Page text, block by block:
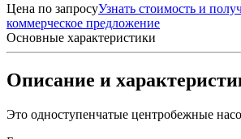
Цена по запросуУзнать стоимость и
коммерческое предложение
Основные характеристики
Описание и
Это одноступенчатые центробежные